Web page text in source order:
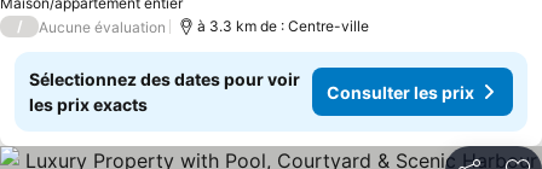
/ Aucune évaluation à 3.3 km de : Centre-ville
Sélectionnez des dates pour voir
les prix exacts
Consulter les prix